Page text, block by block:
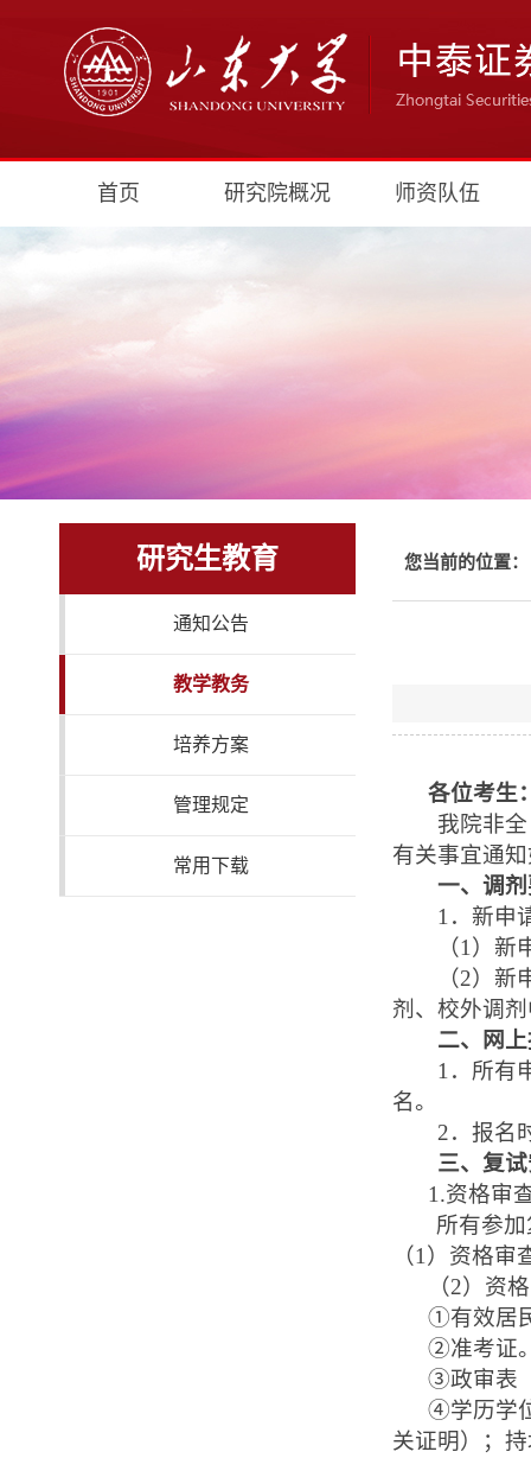
首页 研究院概况 师资队伍
研究生教育
通知公告
教学教务
培养方案
管理规定
常用下载
您当前的位置：
各位考生
我院非全日
有关事宜通
一、调
1 ．新申
（1 ）新
（2）新
剂、校外调
二、网
1 ．所有
名。
2．报名
三、复
1.资格审
所有参
（1 ）资格审
（2）资
①有效居
②准考证
③政审表
④学历学
关证明）；